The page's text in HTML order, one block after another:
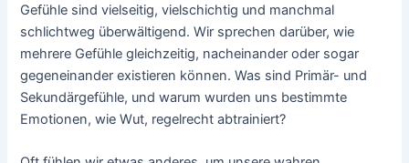
Gefühle sind vielseitig, vielschichtig und manchmal
schlichtweg überwältigend. Wir sprechen darüber, wie
mehrere Gefühle gleichzeitig, nacheinander oder sogar
gegeneinander existieren können. Was sind Primär- und
Sekundärgefühle, und warum wurden uns bestimmte
Emotionen, wie Wut, regelrecht abtrainiert?